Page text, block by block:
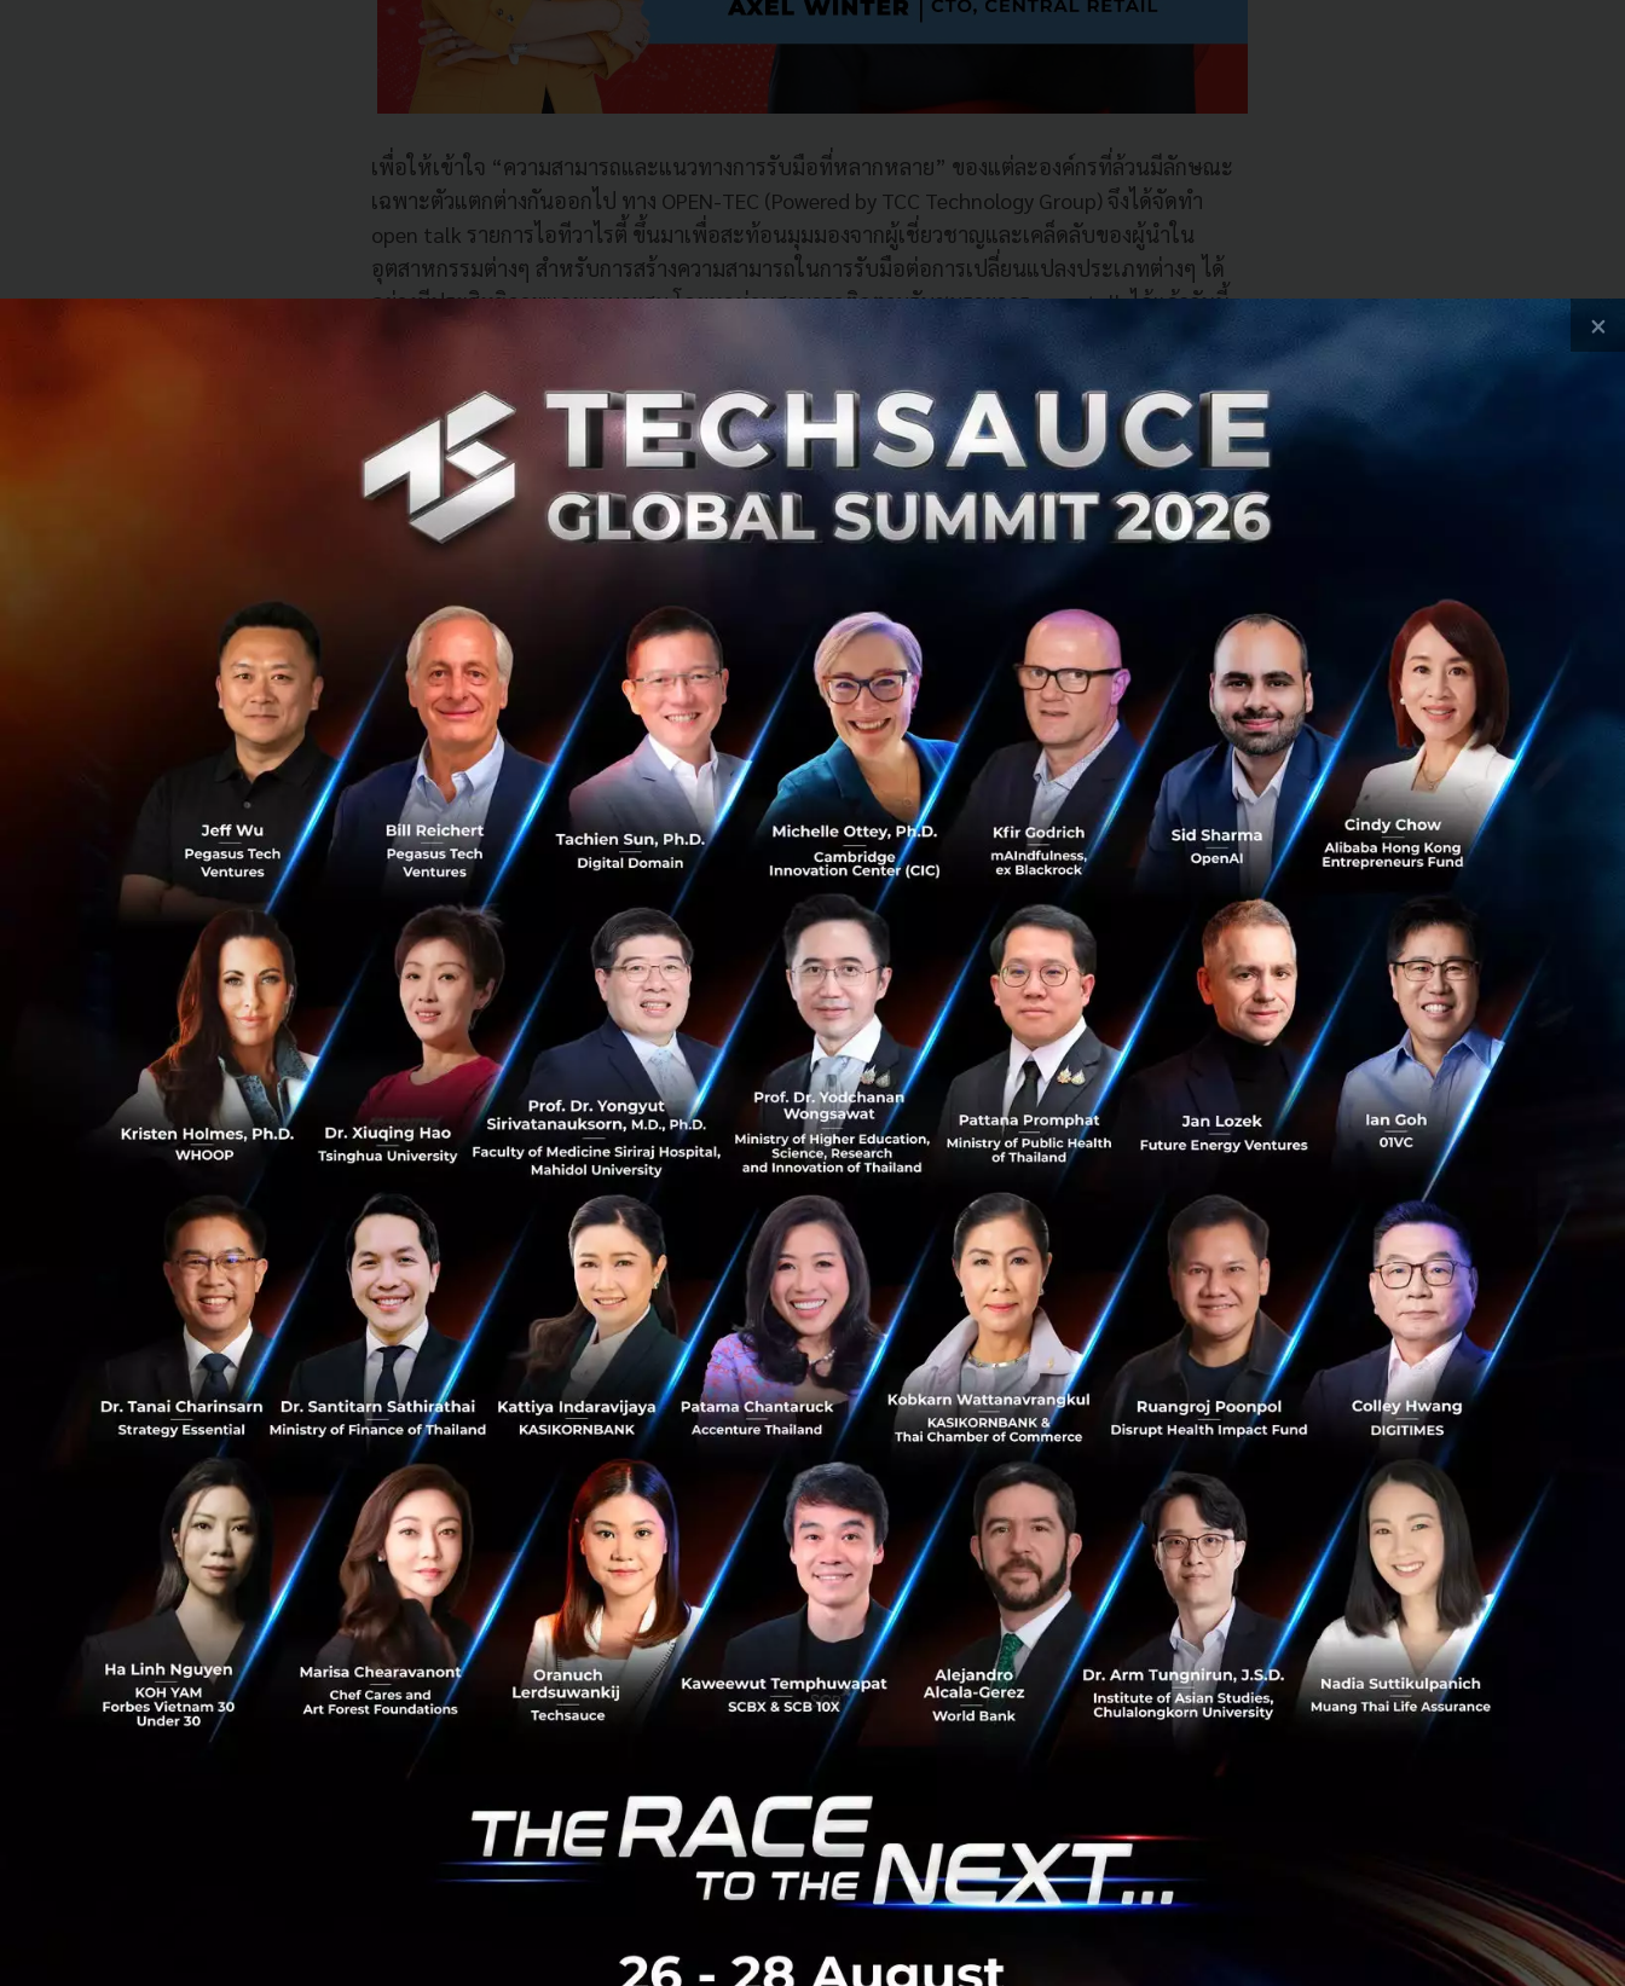
0
2
เพื่อให้เข้าใจ “ความสามารถและแนวทางการรับมือที่หลากหลาย” ของแต่ละองค์กรที่ล้วนมีลักษณะ
เฉพาะตัวแตกต่างกันออกไป ทาง OPEN-TEC (Powered by TCC Technology Group) จึงได้จัดทำ
open talk รายการไอทีวาไรตี้ ขึ้นมาเพื่อสะท้อนมุมมองจากผู้เชี่ยวชาญและเคล็ดลับของผู้นำใน
อุตสาหกรรมต่างๆ สำหรับการสร้างความสามารถในการรับมือต่อการเปลี่ยนแปลงประเภทต่างๆ ได้
อย่างมีประสิทธิภาพและเหมาะสม โดยทุกท่านสามารถติดตามรับชมรายการ open talk ได้แล้ววันนี้
ไฮไลท์รายการ open talk
Episode1: Michael Araneta
(BFSI-Banking, Financial Services and Insurance) ผ่านคำบอกเล่าของนายไมเคิล อะราเน็ตตา นัก
วิเคราะห์ผู้เชี่ยวชาญด้านวิจัยแห่งวงการฟินเทคแถวหน้าระดับเอเชีย-แปซิฟิก ซึ่งความน่าสนใจของ
EP นี้อยู่ที่ข้อมูลเชิงลึกเกี่ยวกับแนวทางการบริหารความเสี่ยง การเลือกใช้เทคโนโลยี รวมถึงแนวทาง
การวาง Digital Transformation Strategy ตลอดจน Data-to-Digital Framework ฯลฯ โดยผู้อ่าน
สามารถรับฟังข้อมูลทั้งหมดได้จากลิงค์สัมภาษณ์ด้านล่าง
EP1 Part1| Impact of COVID-19 on BFSI: https://www.youtube.com/watch?v=PyKdLy1sZpw
EP1 Part 2| Future Tech for Financial Industry:https://www.youtube.com/watch?
v=L8dzXx8Sipo&t=174s
หมายเหตุ: ขอเชิญทุกท่านร่วมกิจกรรม “ใครก็ได้ตอบที” ตอบคำถามจาก EP1 เพื่อลุ้นรับหูฟังไร้สาย
Mi ZBW4485GL 🎧 พร้อมรางวัลพิเศษจาก OPEN-TEC
• ศึกษากติกาการร่วมสนุกเพิ่มเติมhttps://bit.ly/39jDUBU
• ร่วมตอบคำถามได้ที่ OPEN-TEC FB Page:shorturl.at/rBQ89
Episode2: Axel Winter
สำหรับ Episode นี้ รายการ open talk ได้รับเกียรติจาก Axel Winter, Chief Technology Officer,
Central Retail มาร่วมเผยเรื่องราวที่หลายคนอาจยังไม่รู้ ทั้งความน่าสนใจเกี่ยวกับประวัติการทำงาน
รวมถึงประสบการณ์ในการบริหารจัดการธุรกิจทั้ง Telecom, Consulting, Banking Business และ
retail ที่มีความแตกต่างกันออกไปตามแต่ละภูมิภาคทั่วโลก อะไรคือบทเรียนสำคัญ อะไรคือความ
ท้าทายและอะไรคือกลยุทธ์ที่จะช่วยในการนำทัพให้ข้ามผ่านความท้าทายเหล่านั้น คุณสามารถศึกษา
กลยุทธ์ต่างๆ ของผู้นำท่านนี้ได้จากรายการ open talk | EP 2 Part 1 | Digital Transformation
Experience ผ่านช่องทาง YOUTUBE channel
https://youtu.be/P0NtDoIqClo
หมายเหตุ: สามารถรับชมคลิปเต็มของ EP2 Part 1 พร้อม transcription ได้ที่ (OPEN_TEC
platform):
https://www.open-tec.com/open-talk-ep-2-part-1-digital-transformation-
experience-2/
สำหรับ open talk | Episode ต่อไปนั้นจะทำการสัมภาษณ์ผู้นำคนดังท่านใด ผู้อ่านสามารถติดตามและ
เป็นกำลังใจให้กับรายการไอทีน้องใหม่รายการนี้ได้ทุกๆ สัปดาห์ที่ 1 และ 3 ของเดือน ดำเนินรายการ
โดยวลีพร สายะสิต General Manager, Corporate Communications บริษัท ที.ซี.ซี. เทคโนโลยี จำกัด
IDC Data BFSI Cloud TCCtech OPEN-TEC opentalk Security Thailand
No comment
×